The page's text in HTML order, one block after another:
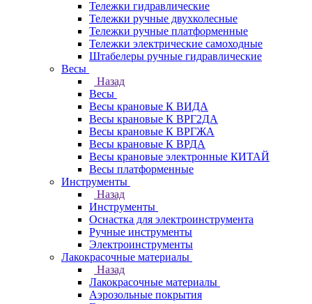
Тележки гидравлические
Тележки ручные двухколесные
Тележки ручные платформенные
Тележки электрические самоходные
Штабелеры ручные гидравлические
Весы
Назад
Весы
Весы крановые К ВИДА
Весы крановые К ВРГ2ДА
Весы крановые К ВРГЖА
Весы крановые К ВРДА
Весы крановые электронные КИТАЙ
Весы платформенные
Инструменты
Назад
Инструменты
Оснастка для электроинструмента
Ручные инструменты
Электроинструменты
Лакокрасочные материалы
Назад
Лакокрасочные материалы
Аэрозольные покрытия